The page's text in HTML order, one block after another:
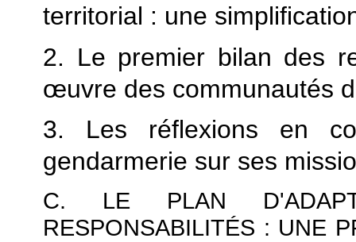
territorial : une
2. Le premier bilan des
œuvre des communautés
3. Les réflexions en
gendarmerie sur ses
C. LE PLAN
RESPONSABILITÉS : UNE